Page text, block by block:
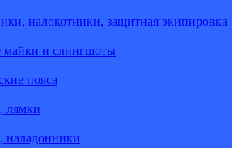
налокотники, защитная экипировка
и слингшоты
пояса
лямки
наладонники